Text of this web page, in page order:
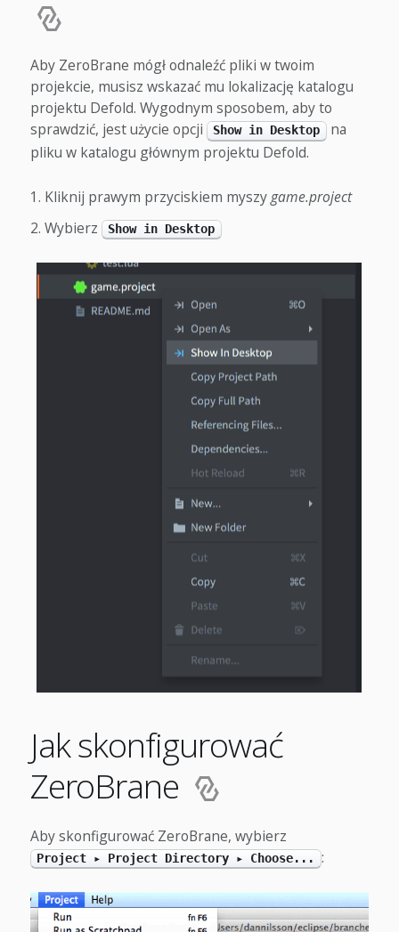
Aby ZeroBrane mógł odnaleźć pliki w twoim
projekcie, musisz wskazać mu lokalizację katalogu
projektu Defold. Wygodnym sposobem, aby to
sprawdzić, jest użycie opcji
Show in Desktop
na
pliku w katalogu głównym projektu Defold.
Kliknij prawym przyciskiem myszygame.project
Wybierz
Show in Desktop
Jak skonfigurować
ZeroBrane
Aby skonfigurować ZeroBrane, wybierz
Project ▸ Project Directory ▸ Choose... :